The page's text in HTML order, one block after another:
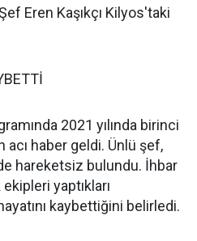
Eren Kaşıkçı Kilyos'taki
2021 yılında birinci
acı haber geldi. Ünlü şef,
hareketsiz bulundu. İhbar
yaptıkları
kaybettiğini belirledi.